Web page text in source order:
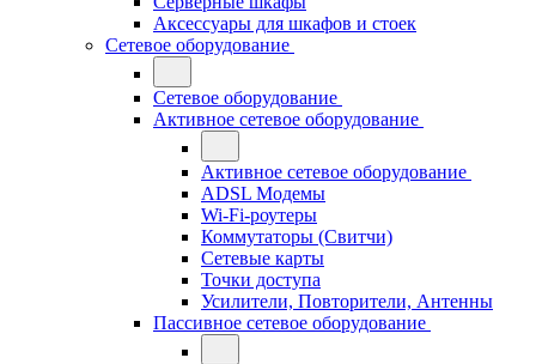
Аксессуары для шкафов и стоек
Сетевое оборудование
Сетевое оборудование
Активное сетевое оборудование
Активное сетевое оборудование
ADSL Модемы
Wi-Fi-роутеры
Коммутаторы (Свитчи)
Сетевые карты
Точки доступа
Усилители, Повторители, Антенны
Пассивное сетевое оборудование